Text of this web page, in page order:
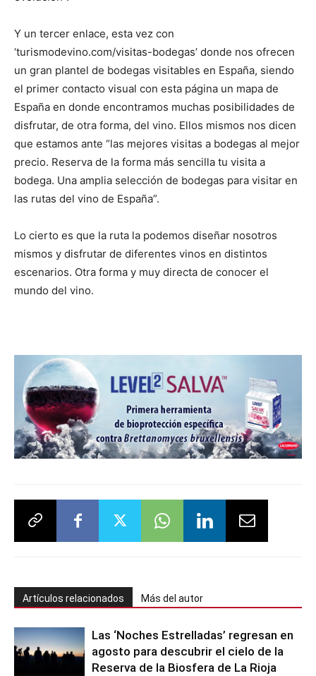
Y un tercer enlace, esta vez con
‘turismodevino.com/visitas-bodegas’ donde nos ofrecen
un gran plantel de bodegas visitables en España, siendo
el primer contacto visual con esta página un mapa de
España en donde encontramos muchas posibilidades de
disfrutar, de otra forma, del vino. Ellos mismos nos dicen
que estamos ante “las mejores visitas a bodegas al mejor
precio. Reserva de la forma más sencilla tu visita a
bodega. Una amplia selección de bodegas para visitar en
las rutas del vino de España”.
Lo cierto es que la ruta la podemos diseñar nosotros
mismos y disfrutar de diferentes vinos en distintos
escenarios. Otra forma y muy directa de conocer el
mundo del vino.
Artículos relacionados Más del autor
Las ‘Noches Estrelladas’ regresan en
agosto para descubrir el cielo de la
Reserva de la Biosfera de La Rioja